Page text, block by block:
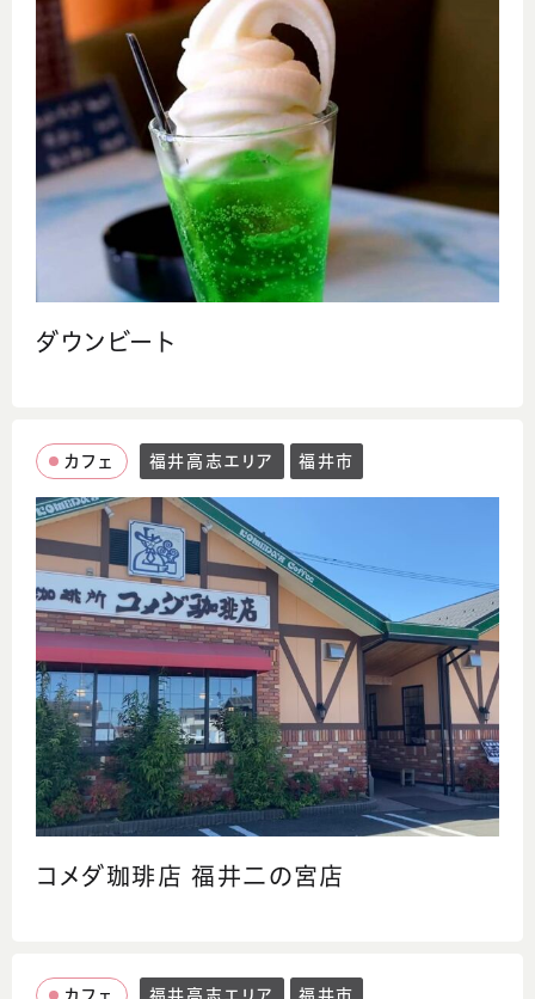
ダウンビート
カフェ 福井高志エリア 福井市
コメダ珈琲店 福井二の宮店